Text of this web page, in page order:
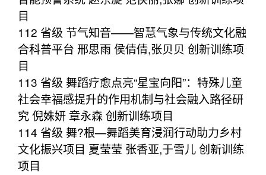
目
112 省级 节气知音——智慧气象与传统文化融
合科普平台 邢思雨 侯倩倩,张贝贝 创新训练项
目
113 省级 舞蹈疗愈点亮“星宝向阳”：特殊儿童
社会幸福感提升的作用机制与社会融入路径研
究 倪姝妍 章永森 创新训练项目
114 省级 舞?根—舞蹈美育浸润行动助力乡村
文化振兴项目 夏莹莹 张香亚,于雪儿 创新训练
项目